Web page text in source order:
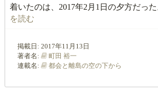
着いたのは、2017年2月1日の夕方だっ
を読む
掲載日: 2017年11月13日
著者名:
町田 裕一
連載名:
都会と離島の空の下から